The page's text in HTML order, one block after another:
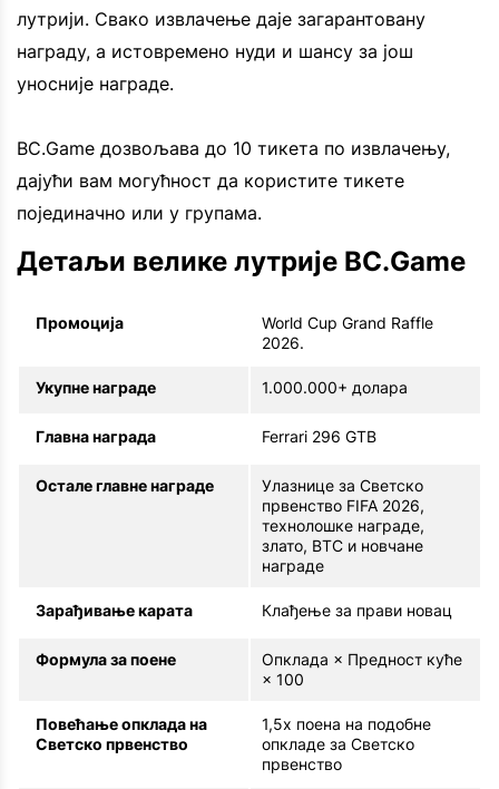
лутрији. Свако извлачење даје загарантовану
награду, а истовремено нуди и шансу за још
уносније награде.
BC.Game дозвољава до 10 тикета по извлачењу,
дајући вам могућност да користите тикете
појединачно или у групама.
Детаљи велике лутрије BC.Game
Промоција
World Cup Grand Raffle
2026.
Укупне награде 1.000.000+ долара
Главна награда Ferrari 296 GTB
Остале главне награде
Улазнице за Светско
првенство FIFA 2026,
технолошке награде,
злато, BTC и новчане
награде
Зарађивање карата Клађење за прави новац
Формула за поене
Опклада × Предност куће
× 100
Повећање опклада на
Светско првенство
1,5x поена на подобне
опкладе за Светско
првенство